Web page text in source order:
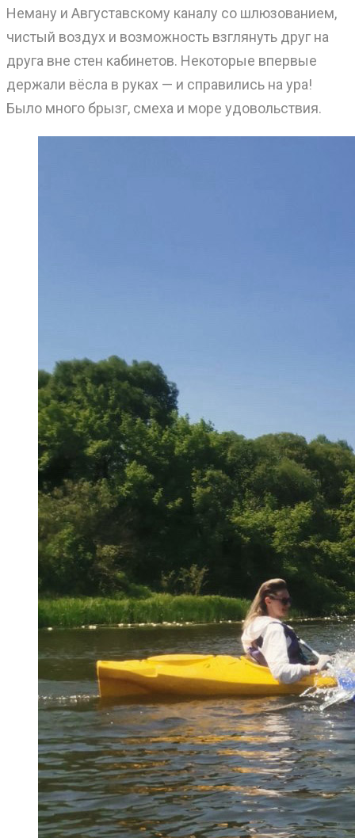
Неману и Августавскому каналу со шлюзованием,
чистый воздух и возможность взглянуть друг на
друга вне стен кабинетов. Некоторые впервые
держали вёсла в руках — и справились на ура!
Было много брызг, смеха и море удовольствия.